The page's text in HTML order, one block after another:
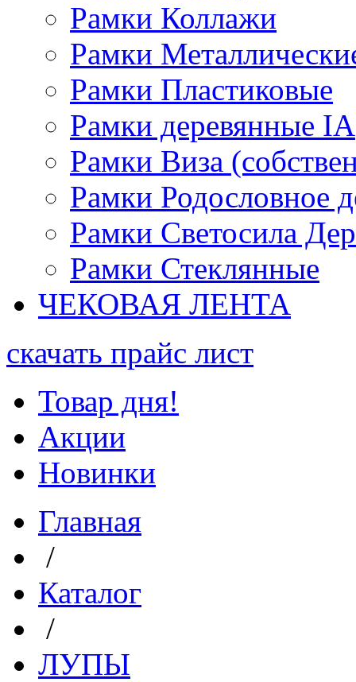
Рамки Коллажи
Рамки
Рамки Пластиковые
Рамки деревянные IA
Рамки Виза
Рамки Родословное
Рамки Светосила
Рамки Стеклянные
ЧЕКОВАЯ ЛЕНТА
скачать прайс лист
Товар дня!
Акции
Новинки
Главная
/
Каталог
/
ЛУПЫ